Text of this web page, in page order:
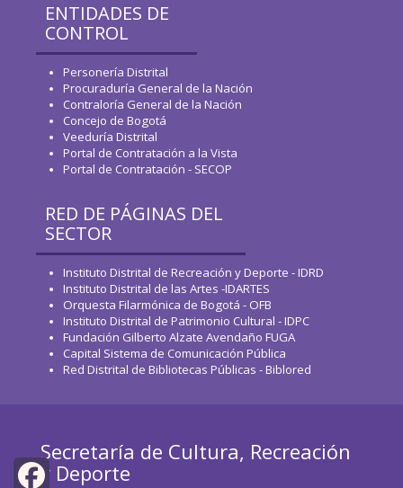
ENTIDADES DE
CONTROL
Personería Distrital
Procuraduría General de la Nación
Contraloría General de la Nación
Concejo de Bogotá
Veeduría Distrital
Portal de Contratación a la Vista
Portal de Contratación - SECOP
RED DE PÁGINAS DEL
SECTOR
Instituto Distrital de Recreación y Deporte - IDRD
Instituto Distrital de las Artes -IDARTES
Orquesta Filarmónica de Bogotá - OFB
Instituto Distrital de Patrimonio Cultural - IDPC
Fundación Gilberto Alzate Avendaño FUGA
Capital Sistema de Comunicación Pública
Red Distrital de Bibliotecas Públicas - Biblored
Secretaría de Cultura, Recreación
y Deporte